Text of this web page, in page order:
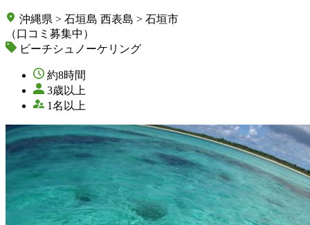
沖縄県 > 石垣島 西表島 > 石垣市
（口コミ募集中）
ビーチシュノーケリング
約8時間
3歳以上
1名以上